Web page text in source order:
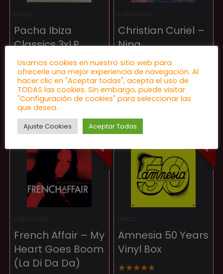
Pacha Ibiza
Classics 3xLP
★★★★★
60,00€
El
precio
original
era:
55,00€El
precio
actual
es:
Christian Curiel –
Nina
★★★★★
24,00€
PRE-VENTA
French Affair – My
Heart Goes Boom
(La Di Da Da)
Amnesia 50 Years
Vinyl Box
★★★★★
Usamos cookies en nuestro sitio web para
ofrecerle una mejor experiencia de navegación. Al
hacer clic en "Aceptar todas", acepta el uso de
TODAS las cookies. Sin embargo, puede visitar
"Configuración de cookies" para seleccionar las
que desea.
Ajuste Cookies Aceptar Todas